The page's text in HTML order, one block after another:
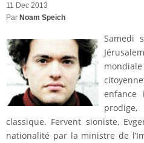
11 Dec 2013
Par Noam Speich
Samedi
enfance
classique. Fervent sioniste,
nationalité par la ministre de